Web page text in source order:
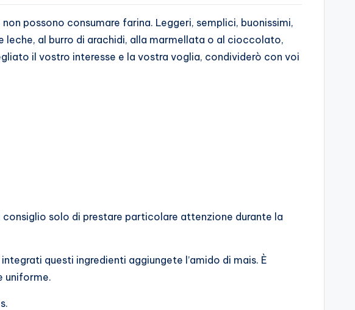
possono consumare farina. Leggeri, semplici, buonissimi,
leche, al burro di arachidi, alla marmellata o al cioccolato,
il vostro interesse e la vostra voglia, condividerò con voi
solo di prestare particolare attenzione durante la
questi ingredienti aggiungete l’amido di mais. È
uniforme.